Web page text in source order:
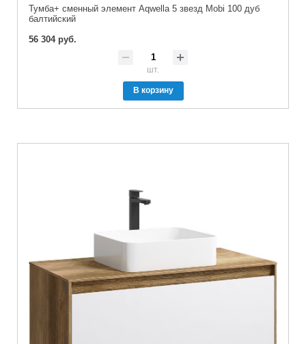
Тумба+ сменный элемент Aqwella 5 звезд Mobi 100 дуб
балтийский
56 304 руб.
шт.
В корзину